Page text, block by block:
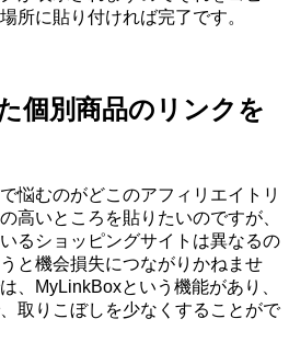
所に貼り付ければ完了です。
個別商品のリンクを
悩むのがどこのアフィリエイトリ
高いところを貼りたいのですが、
るショッピングサイトは異なるの
と機会損失につながりかねませ
、MyLinkBoxという機能があり、
取りこぼしを少なくすることがで